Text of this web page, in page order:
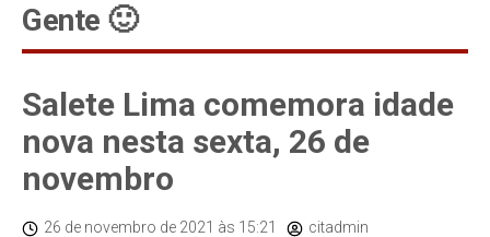
Gente 🙂
Salete Lima comemora idade
nova nesta sexta, 26 de
novembro
26 de novembro de 2021 às 15:21 citadmin